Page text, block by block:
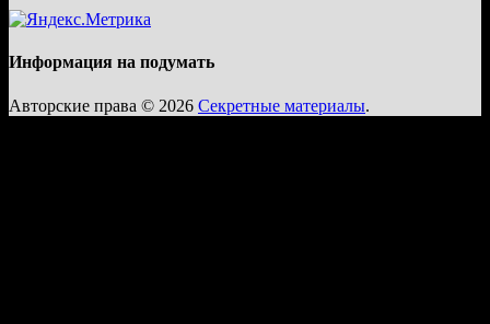
Информация на подумать
Авторские права © 2026 Секретные материалы.